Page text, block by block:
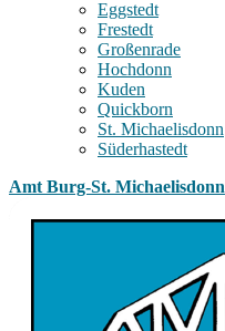
Eggstedt
Frestedt
Großenrade
Hochdonn
Kuden
Quickborn
St. Michaelisdonn
Süderhastedt
Amt Burg-St. Michaelisdonn